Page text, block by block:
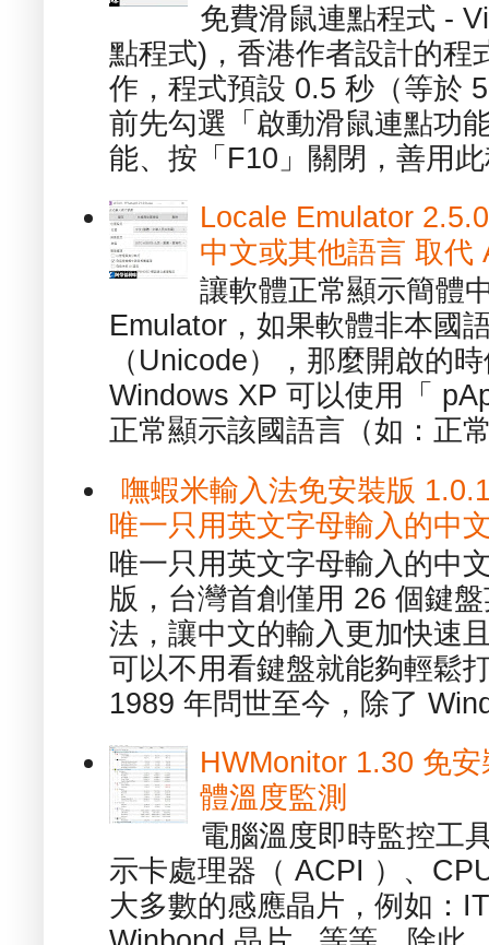
免費滑鼠連點程式 -
點程式)，香港作者設計的程
作，程式預設 0.5 秒（等於
前先勾選「啟動滑鼠連點功
能、按「F10」關閉，善用
Locale Emulator
中文或其他語言 取代
讓軟體正常顯示簡體
Emulator，如果軟體非本國
（Unicode），那麼開啟的
Windows XP 可以使用「
正常顯示該國語言（如：正
嘸蝦米輸入法免安裝版
唯一只用英文字母輸入的中
唯一只用英文字母輸入的中
版，台灣首創僅用 26 個鍵
法，讓中文的輸入更加快速
可以不用看鍵盤就能夠輕鬆
1989 年問世至今，除了
HWMonitor 1.30 免
體溫度監測
電腦溫度即時監控工
示卡處理器（ ACPI ）、
大多數的感應晶片，例如：